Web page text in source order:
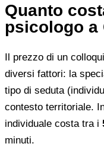
Quanto
psicologo a
Il prezzo di un
diversi fattori: la
tipo di seduta
contesto territoriale.
individuale costa tra i
minuti.